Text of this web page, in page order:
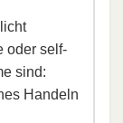
oder self-
sind:
Handeln